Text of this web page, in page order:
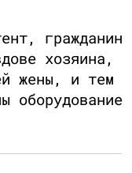
гражданин
хозяина,
жены, и тем
оборудование